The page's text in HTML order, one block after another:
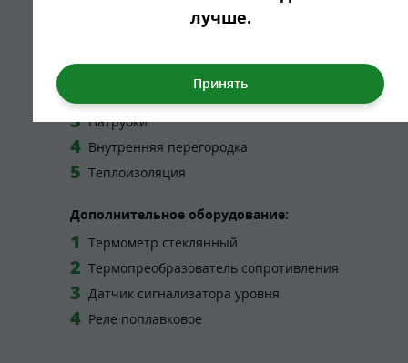
Патрубки
Внутренняя перегородка
Теплоизоляция
Дополнительное оборудование:
Термометр стеклянный
Термопреобразователь сопротивления
Датчик сигнализатора уровня
Реле поплавковое
лучше.